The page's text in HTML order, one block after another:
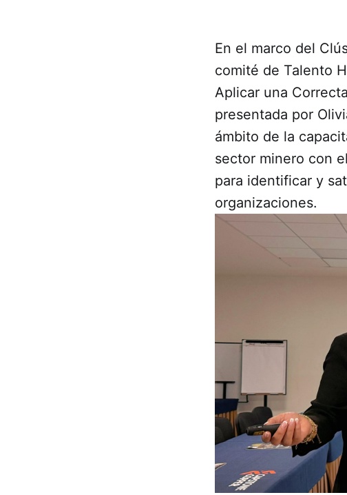
En el marco del
comité de Talento
Aplicar una
presentada por
ámbito de la
sector minero con
para identificar y
organizaciones.